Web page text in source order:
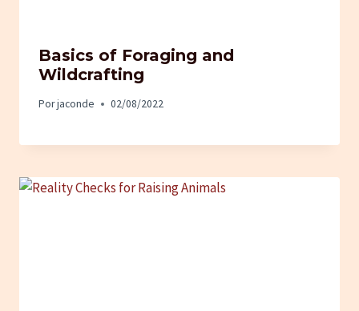
Basics of Foraging and
Wildcrafting
Porjaconde 02/08/2022